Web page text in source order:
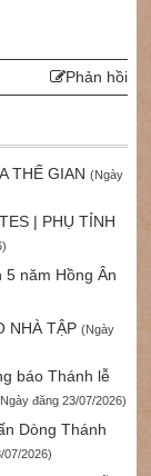
Phản hồi
THẾ GIAN(Ngày
| PHỤ TỈNH
năm Hồng Ân
NHÀ TẬP(Ngày
báo Thánh lễ
đăng 23/07/2026)
Dòng Thánh
07/2026)